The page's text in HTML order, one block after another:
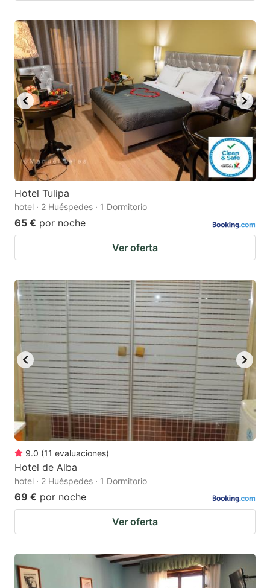
Hotel Tulipa
hotel · 2 Huéspedes · 1 Dormitorio
65 € por noche
Ver oferta
9.0 (11 evaluaciones)
Hotel de Alba
hotel · 2 Huéspedes · 1 Dormitorio
69 € por noche
Ver oferta